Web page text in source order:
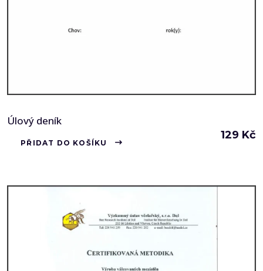
Úlový deník
129 Kč
PŘIDAT DO KOŠÍKU